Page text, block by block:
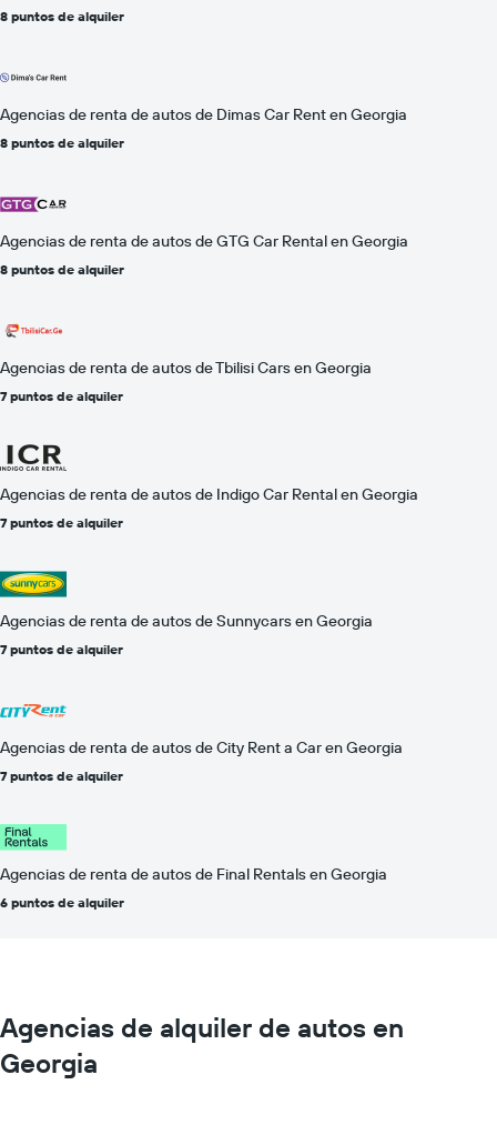
8 puntos de alquiler
Agencias de renta de autos de Dimas Car Rent en Georgia
8 puntos de alquiler
Agencias de renta de autos de GTG Car Rental en Georgia
8 puntos de alquiler
Agencias de renta de autos de Tbilisi Cars en Georgia
7 puntos de alquiler
Agencias de renta de autos de Indigo Car Rental en Georgia
7 puntos de alquiler
Agencias de renta de autos de Sunnycars en Georgia
7 puntos de alquiler
Agencias de renta de autos de City Rent a Car en Georgia
7 puntos de alquiler
Agencias de renta de autos de Final Rentals en Georgia
6 puntos de alquiler
Agencias de alquiler de autos en
Georgia